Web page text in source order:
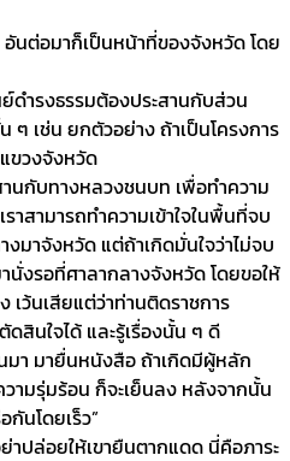
นต่อมาก็เป็นหน้าที่ของจังหวัด โดย
ดำรงธรรมต้องประสานกับส่วน
ๆ เช่น ยกตัวอย่าง ถ้าเป็นโครงการ
ขวงจังหวัด
นกับทางหลวงชนบท เพื่อทำความ
าสามารถทำความเข้าใจในพื้นที่จบ
มาจังหวัด แต่ถ้าเกิดมั่นใจว่าไม่จบ
งรอที่ศาลากลางจังหวัด โดยขอให้
เว้นเสียแต่ว่าท่านติดราชการ
สินใจได้ และรู้เรื่องนั้น ๆ ดี
มา มายื่นหนังสือ ถ้าเกิดมีผู้หลัก
ามรุ่มร้อน ก็จะเย็นลง หลังจากนั้น
นโดยเร็ว”
ปล่อยให้เขายืนตากแดด นี่คือภาระ